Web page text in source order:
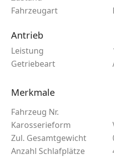
Fahrzeugart
Antrieb
Leistung
Getriebeart
Merkmale
Fahrzeug Nr.
Karosserieform
Zul. Gesamtgewicht
Anzahl Schlafplätze